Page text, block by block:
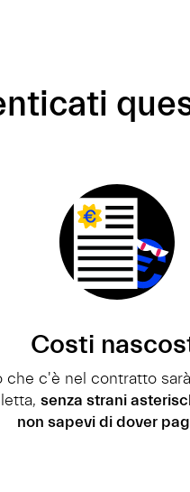
Costi
che c'è nel contratto
senza strani
non sapevi di dover